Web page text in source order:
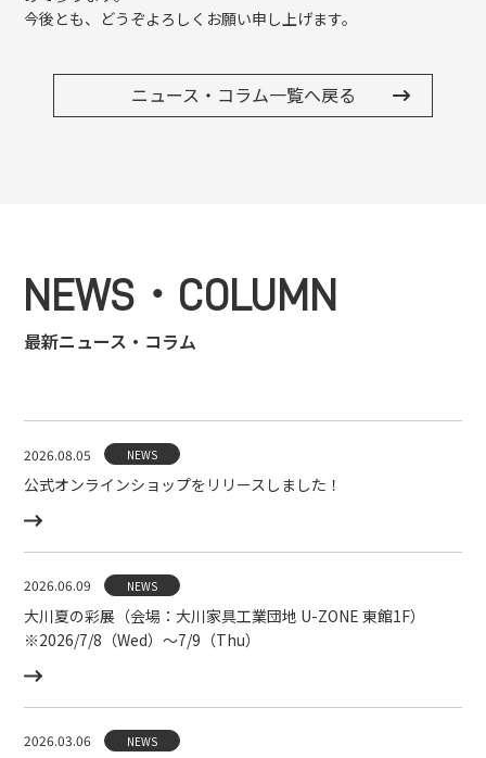
今後とも、どうぞよろしくお願い申し上げます。
ニュース・コラム一覧へ戻る
NEWS・COLUMN
最新ニュース・コラム
2026.08.05 NEWS
公式オンラインショップをリリースしました！
2026.06.09 NEWS
大川夏の彩展（会場：大川家具工業団地 U-ZONE 東館1F）
※2026/7/8（Wed）〜7/9（Thu）
2026.03.06 NEWS